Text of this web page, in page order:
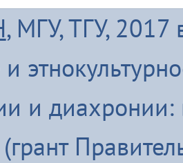
, МГУ, ТГУ, 2017
и диахронии:
(грант